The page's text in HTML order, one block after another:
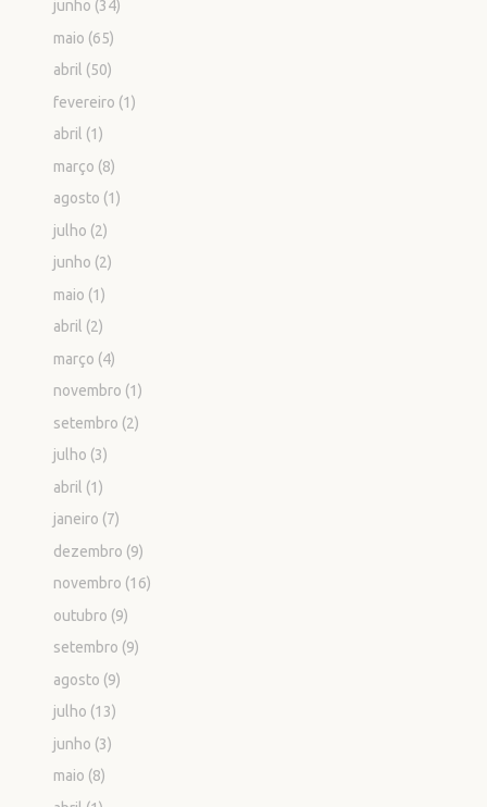
junho (34)
maio (65)
abril (50)
fevereiro (1)
abril (1)
março (8)
agosto (1)
julho (2)
junho (2)
maio (1)
abril (2)
março (4)
novembro (1)
setembro (2)
julho (3)
abril (1)
janeiro (7)
dezembro (9)
novembro (16)
outubro (9)
setembro (9)
agosto (9)
julho (13)
junho (3)
maio (8)